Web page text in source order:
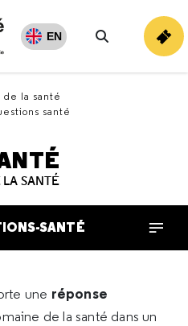
EN
Rechercher
la santé
santé
SANTÉ
SANTÉ
une réponse
de la santé dans un